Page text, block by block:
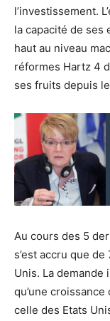
l’investissement.
la capacité de ses
haut au niveau
réformes Hartz 4
ses fruits depuis
Au cours des 5
s’est accru que
Unis. La demande
qu’une
celle des Etats